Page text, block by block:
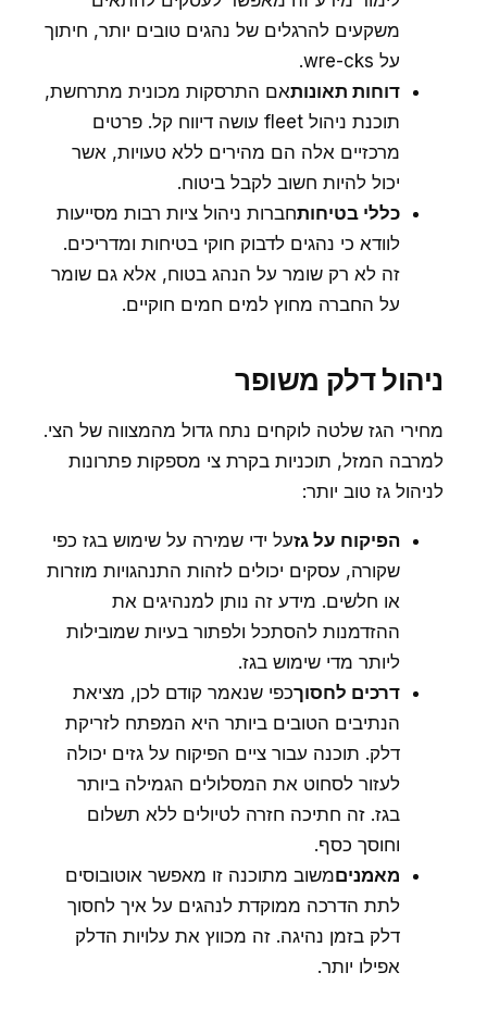
משקעים להרגלים של נהגים טובים יותר, חיתוך
על wre-cks.
דוחות תאונותאם התרסקות מכונית מתרחשת,
תוכנת ניהול fleet עושה דיווח קל. פרטים
מרכזיים אלה הם מהירים ללא טעויות, אשר
יכול להיות חשוב לקבל ביטוח.
כללי בטיחותחברות ניהול ציות רבות מסייעות
לוודא כי נהגים לדבוק חוקי בטיחות ומדריכים.
זה לא רק שומר על הנהג בטוח, אלא גם שומר
על החברה מחוץ למים חמים חוקיים.
ניהול דלק משופר
מחירי הגז שלטה לוקחים נתח גדול מהמצווה של הצי.
למרבה המזל, תוכניות בקרת צי מספקות פתרונות
לניהול גז טוב יותר:
הפיקוח על גזעל ידי שמירה על שימוש בגז כפי
שקורה, עסקים יכולים לזהות התנהגויות מוזרות
או חלשים. מידע זה נותן למנהיגים את
ההזדמנות להסתכל ולפתור בעיות שמובילות
ליותר מדי שימוש בגז.
דרכים לחסוךכפי שנאמר קודם לכן, מציאת
הנתיבים הטובים ביותר היא המפתח לזריקת
דלק. תוכנה עבור ציים הפיקוח על גזים יכולה
לעזור לסחוט את המסלולים הגמילה ביותר
בגז. זה חתיכה חזרה לטיולים ללא תשלום
וחוסך כסף.
מאמניםמשוב מתוכנה זו מאפשר אוטובוסים
לתת הדרכה ממוקדת לנהגים על איך לחסוך
דלק בזמן נהיגה. זה מכווץ את עלויות הדלק
אפילו יותר.